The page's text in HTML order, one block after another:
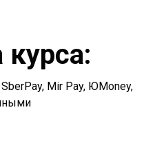
Mir Pay, ЮMoney,